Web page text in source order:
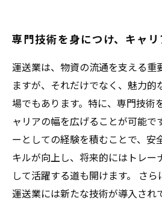
専門技術を身につけ、キャ
運送業は、物資の流通を支える重
ますが、それだけでなく、魅力的
場でもあります。特に、専門技術
ャリアの幅を広げることが可能で
ーとしての経験を積むことで、安
キルが向上し、将来的にはトレー
して活躍する道も開けます。 さ
運送業には新たな技術が導入され